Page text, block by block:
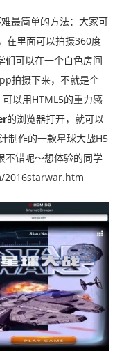
最简单的方法：大家可
在里面可以拍摄360度
们可以在一个白色房间
拍摄下来，不就是个
以用HTML5的重力感
的浏览器打开，就可以
制作的一款星球大战H5
不错呢～想体验的同学
2016starwar.htm